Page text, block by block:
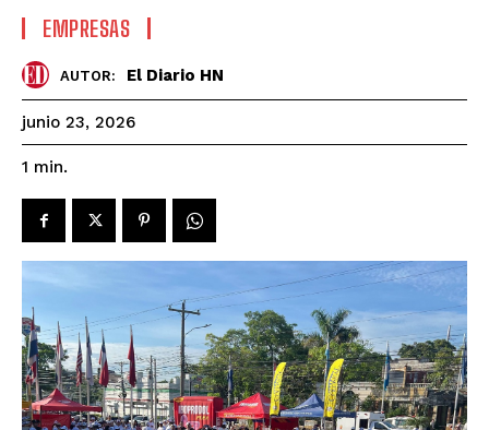
EMPRESAS
AUTOR: El Diario HN
junio 23, 2026
1 min.